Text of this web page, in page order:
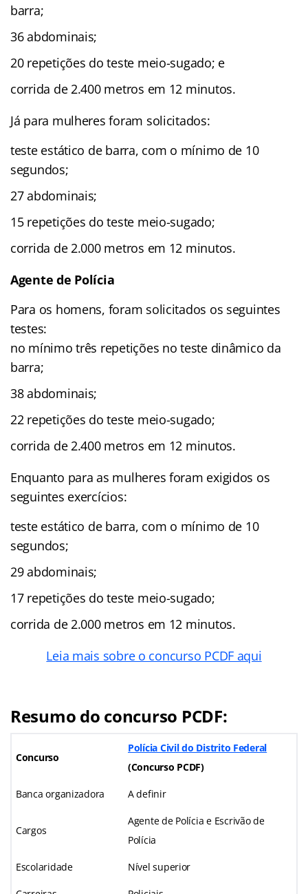
barra;
36 abdominais;
20 repetições do teste meio-sugado; e
corrida de 2.400 metros em 12 minutos.
Já para mulheres foram solicitados:
teste estático de barra, com o mínimo de 10
segundos;
27 abdominais;
15 repetições do teste meio-sugado;
corrida de 2.000 metros em 12 minutos.
Agente de Polícia
Para os homens, foram solicitados os seguintes
testes:
no mínimo três repetições no teste dinâmico da
barra;
38 abdominais;
22 repetições do teste meio-sugado;
corrida de 2.400 metros em 12 minutos.
Enquanto para as mulheres foram exigidos os
seguintes exercícios:
teste estático de barra, com o mínimo de 10
segundos;
29 abdominais;
17 repetições do teste meio-sugado;
corrida de 2.000 metros em 12 minutos.
Leia mais sobre o concurso PCDF aqui
Resumo do concurso PCDF:
Concurso
Polícia Civil do Distrito Federal
(Concurso PCDF)
Banca organizadora A definir
Cargos
Agente de Polícia e Escrivão de
Polícia
Escolaridade Nível superior